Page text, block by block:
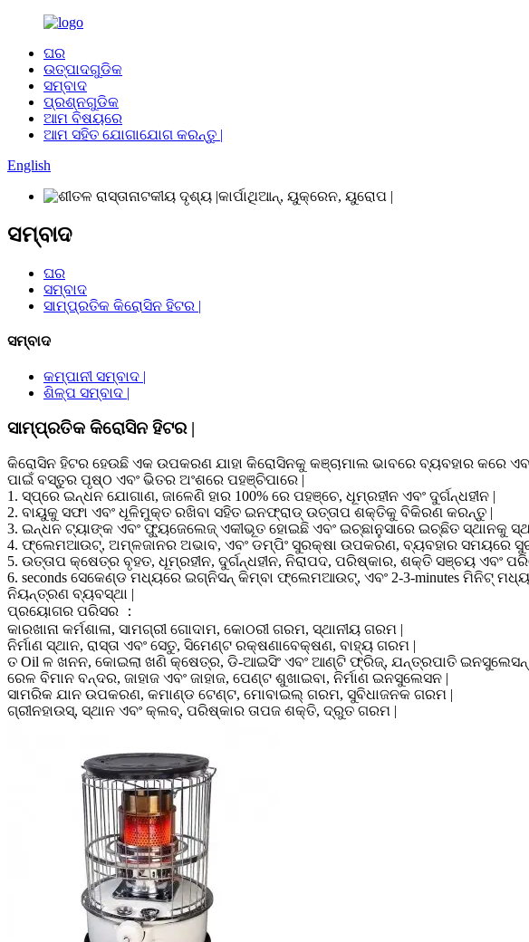
ଘର
ଉତ୍ପାଦଗୁଡିକ
ସମ୍ବାଦ
ପ୍ରଶ୍ନଗୁଡିକ
ଆମ ବିଷୟରେ
ଆମ ସହିତ ଯୋଗାଯୋଗ କରନ୍ତୁ |
English
ସମ୍ବାଦ
ଘର
ସମ୍ବାଦ
ସାମ୍ପ୍ରତିକ କିରୋସିନ ହିଟର |
ସମ୍ବାଦ
କମ୍ପାନୀ ସମ୍ବାଦ |
ଶିଳ୍ପ ସମ୍ବାଦ |
ସାମ୍ପ୍ରତିକ କିରୋସିନ ହିଟର |
କିରୋସିନ ହିଟର ହେଉଛି ଏକ ଉପକରଣ ଯାହା କିରୋସିନକୁ କଞ୍ଚାମାଲ ଭାବରେ ବ୍ୟବହାର କରେ
ପାଇଁ ବସ୍ତୁର ପୃଷ୍ଠ ଏବଂ ଭିତର ଅଂଶରେ ପହଞ୍ଚିପାରେ |
1. ସ୍ପ୍ରେ ଇନ୍ଧନ ଯୋଗାଣ, ଜାଳେଣି ହାର 100% ରେ ପହଞ୍ଚେ, ଧୂମ୍ରହୀନ ଏବଂ ଦୁର୍ଗନ୍ଧହୀନ |
2. ବାୟୁକୁ ସଫା ଏବଂ ଧୂଳିମୁକ୍ତ ରଖିବା ସହିତ ଇନଫ୍ରାଡ୍ ଉତ୍ତାପ ଶକ୍ତିକୁ ବିକିରଣ କରନ୍ତୁ |
3. ଇନ୍ଧନ ଟ୍ୟାଙ୍କ ଏବଂ ଫ୍ୟୁଜେଲେଜ୍ ଏକୀଭୂତ ହୋଇଛି ଏବଂ ଇଚ୍ଛାନୁସାରେ ଇଚ୍ଛିତ ସ୍ଥାନକୁ
4. ଫ୍ଲେମଆଉଟ୍, ଅମ୍ଳଜାନର ଅଭାବ, ଏବଂ ଡମ୍ପିଂ ସୁରକ୍ଷା ଉପକରଣ, ବ୍ୟବହାର ସମୟରେ
5. ଉତ୍ତାପ କ୍ଷେତ୍ର ବୃହତ, ଧୂମ୍ରହୀନ, ଦୁର୍ଗନ୍ଧହୀନ, ନିରାପଦ, ପରିଷ୍କାର, ଶକ୍ତି ସଞ୍ଚୟ ଏବଂ
6. seconds ସେକେଣ୍ଡ ମଧ୍ୟରେ ଇଗ୍ନିସନ୍ କିମ୍ବା ଫ୍ଲେମଆଉଟ୍, ଏବଂ 2-3-minutes ମିନିଟ୍
ନିୟନ୍ତ୍ରଣ ବ୍ୟବସ୍ଥା |
ପ୍ରୟୋଗର ପରିସର ：
କାରଖାନା କର୍ମଶାଳା, ସାମଗ୍ରୀ ଗୋଦାମ, କୋଠରୀ ଗରମ, ସ୍ଥାନୀୟ ଗରମ |
ନିର୍ମାଣ ସ୍ଥାନ, ରାସ୍ତା ଏବଂ ସେତୁ, ସିମେଣ୍ଟ ରକ୍ଷଣାବେକ୍ଷଣ, ବାହ୍ୟ ଗରମ |
ତ Oil ଳ ଖନନ, କୋଇଲା ଖଣି କ୍ଷେତ୍ର, ଡି-ଆଇସିଂ ଏବଂ ଆଣ୍ଟି ଫ୍ରିଜ୍, ଯନ୍ତ୍ରପାତି ଇନସୁଲେସନ୍
ରେଳ ବିମାନ ବନ୍ଦର, ଜାହାଜ ଏବଂ ଜାହାଜ, ପେଣ୍ଟ ଶୁଖାଇବା, ନିର୍ମାଣ ଇନସୁଲେସନ |
ସାମରିକ ଯାନ ଉପକରଣ, କମାଣ୍ଡ ଟେଣ୍ଟ, ମୋବାଇଲ୍ ଗରମ, ସୁବିଧାଜନକ ଗରମ |
ଗ୍ରୀନହାଉସ୍, ସ୍ଥାନ ଏବଂ କ୍ଲବ୍, ପରିଷ୍କାର ତାପଜ ଶକ୍ତି, ଦ୍ରୁତ ଗରମ |